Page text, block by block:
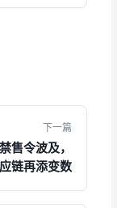
下一篇
售令波及，
链再添变数